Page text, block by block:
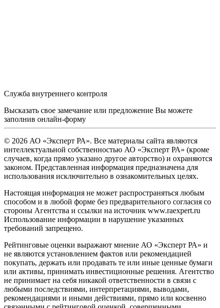
Служба внутреннего контроля
Высказать свое замечание или предложение Вы можете
заполнив онлайн-форму
© 2026 АО «Эксперт РА». Все материалы сайта являются
интеллектуальной собственностью АО «Эксперт РА» (кроме
случаев, когда прямо указано другое авторство) и охраняются
законом. Представленная информация предназначена для
использования исключительно в ознакомительных целях.
Настоящая информация не может распространяться любым
способом и в любой форме без предварительного согласия со
стороны Агентства и ссылки на источник www.raexpert.ru
Использование информации в нарушение указанных
требований запрещено.
Рейтинговые оценки выражают мнение АО «Эксперт РА» и
не являются установлением фактов или рекомендацией
покупать, держать или продавать те или иные ценные бумаги
или активы, принимать инвестиционные решения. Агентство
не принимает на себя никакой ответственности в связи с
любыми последствиями, интерпретациями, выводами,
рекомендациями и иными действиями, прямо или косвенно